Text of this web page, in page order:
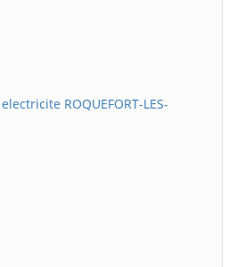
ROQUEFORT-LES-